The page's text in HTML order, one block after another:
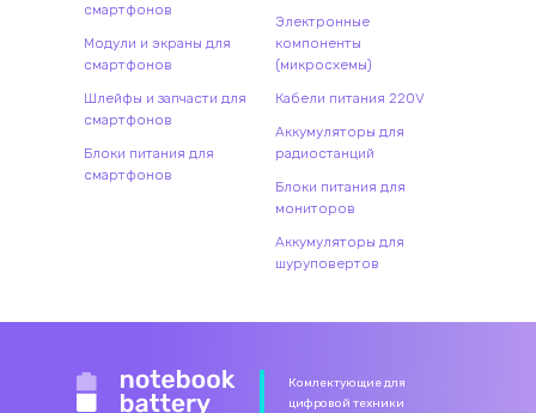
смартфонов
Модули и экраны для
смартфонов
Шлейфы и запчасти для
смартфонов
Блоки питания для
смартфонов
Электронные
компоненты
(микросхемы)
Кабели питания 220V
Аккумуляторы для
радиостанций
Блоки питания для
мониторов
Аккумуляторы для
шуруповертов
Комлектующие для
цифровой техники